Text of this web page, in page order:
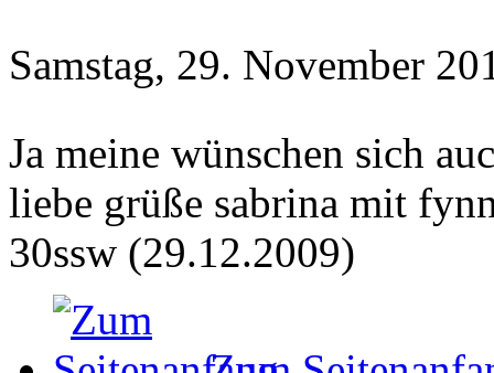
Samstag, 29. November
Ja meine wünschen sich
liebe grüße sabrina mit
30ssw (29.12.2009)